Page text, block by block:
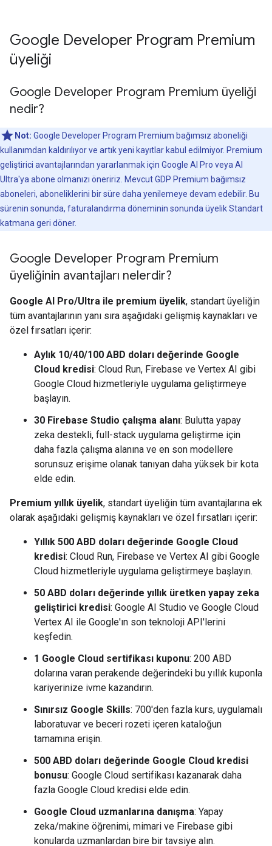
Google Developer Program Premium
üyeliği
Google Developer Program Premium üyeliği
nedir?
Not: Google Developer Program Premium bağımsız aboneliği
kullanımdan kaldırılıyor ve artık yeni kayıtlar kabul edilmiyor. Premium
geliştirici avantajlarından yararlanmak için Google AI Pro veya AI
Ultra'ya abone olmanızı öneririz. Mevcut GDP Premium bağımsız
aboneleri, aboneliklerini bir süre daha yenilemeye devam edebilir. Bu
sürenin sonunda, faturalandırma döneminin sonunda üyelik Standart
katmana geri döner.
Google Developer Program Premium
üyeliğinin avantajları nelerdir?
Google AI Pro/Ultra ile premium üyelik, standart üyeliğin
tüm avantajlarının yanı sıra aşağıdaki gelişmiş kaynakları ve
özel fırsatları içerir:
Aylık 10/40/100 ABD doları değerinde Google
Cloud kredisi: Cloud Run, Firebase ve Vertex AI gibi
Google Cloud hizmetleriyle uygulama geliştirmeye
başlayın.
30 Firebase Studio çalışma alanı: Bulutta yapay
zeka destekli, full-stack uygulama geliştirme için
daha fazla çalışma alanına ve en son modellere
sorunsuz erişime olanak tanıyan daha yüksek bir kota
elde edin.
Premium yıllık üyelik, standart üyeliğin tüm avantajlarına ek
olarak aşağıdaki gelişmiş kaynakları ve özel fırsatları içerir:
Yıllık 500 ABD doları değerinde Google Cloud
kredisi: Cloud Run, Firebase ve Vertex AI gibi Google
Cloud hizmetleriyle uygulama geliştirmeye başlayın.
50 ABD doları değerinde yıllık üretken yapay zeka
geliştirici kredisi: Google AI Studio ve Google Cloud
Vertex AI ile Google'ın son teknoloji API'lerini
keşfedin.
1 Google Cloud sertifikası kuponu: 200 ABD
dolarına varan perakende değerindeki bu yıllık kuponla
kariyerinize ivme kazandırın.
Sınırsız Google Skills: 700'den fazla kurs, uygulamalı
laboratuvar ve beceri rozeti içeren kataloğun
tamamına erişin.
500 ABD doları değerinde Google Cloud kredisi
bonusu: Google Cloud sertifikası kazanarak daha
fazla Google Cloud kredisi elde edin.
Google Cloud uzmanlarına danışma: Yapay
zeka/makine öğrenimi, mimari ve Firebase gibi
konularda uzmanlardan bire bir tavsiye alın.